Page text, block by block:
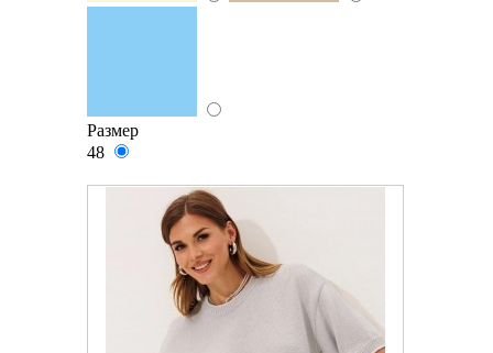
Размер
48